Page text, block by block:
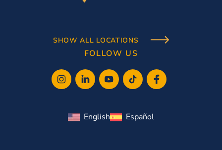
SHOW ALL LOCATIONS
FOLLOW US
English Español